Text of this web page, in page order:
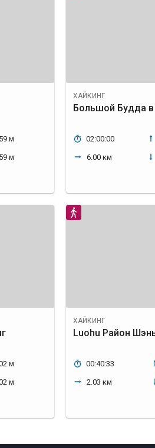
м
м
ХАЙКИНГ
Большой Будда в
02:00:00
6.00 км
м
м
ХАЙКИНГ
Luohu Район
00:40:33
2.03 км